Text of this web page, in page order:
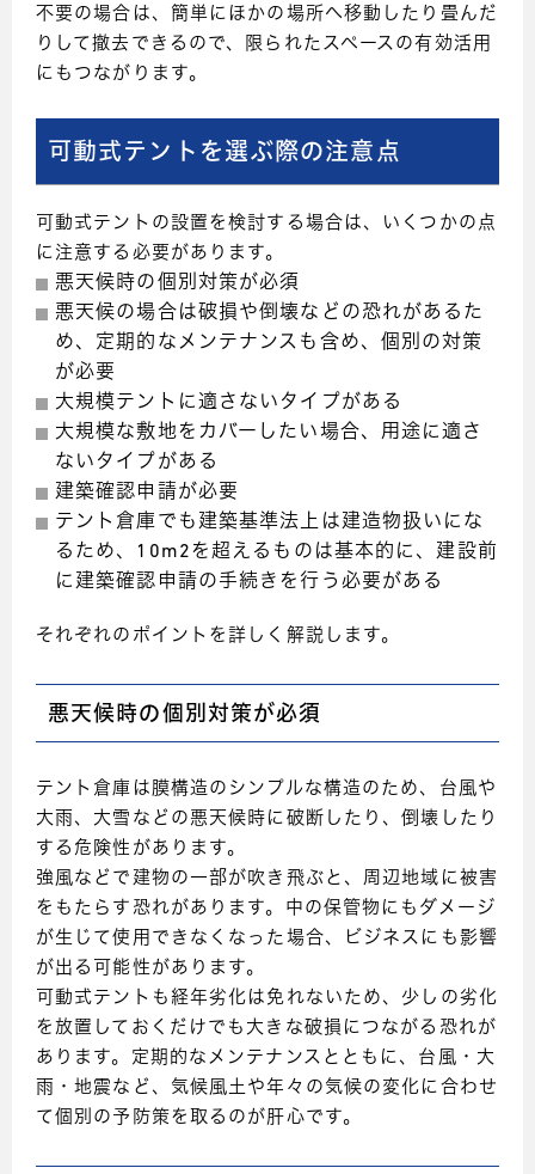
不要の場合は、簡単にほかの場所へ移動したり畳んだ
りして撤去できるので、限られたスペースの有効活用
にもつながります。
可動式テントを選ぶ際の注意点
可動式テントの設置を検討する場合は、いくつかの点
に注意する必要があります。
悪天候時の個別対策が必須
悪天候の場合は破損や倒壊などの恐れがあるた
め、定期的なメンテナンスも含め、個別の対策
が必要
大規模テントに適さないタイプがある
大規模な敷地をカバーしたい場合、用途に適さ
ないタイプがある
建築確認申請が必要
テント倉庫でも建築基準法上は建造物扱いにな
るため、10m2を超えるものは基本的に、建設前
に建築確認申請の手続きを行う必要がある
それぞれのポイントを詳しく解説します。
悪天候時の個別対策が必須
テント倉庫は膜構造のシンプルな構造のため、台風や
大雨、大雪などの悪天候時に破断したり、倒壊したり
する危険性があります。
強風などで建物の一部が吹き飛ぶと、周辺地域に被害
をもたらす恐れがあります。中の保管物にもダメージ
が生じて使用できなくなった場合、ビジネスにも影響
が出る可能性があります。
可動式テントも経年劣化は免れないため、少しの劣化
を放置しておくだけでも大きな破損につながる恐れが
あります。定期的なメンテナンスとともに、台風・大
雨・地震など、気候風土や年々の気候の変化に合わせ
て個別の予防策を取るのが肝心です。